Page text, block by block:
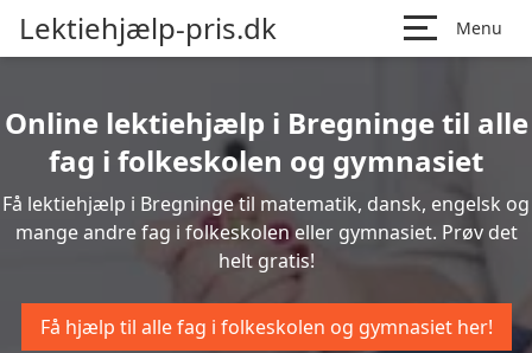
Lektiehjælp-pris.dk Menu
Online lektiehjælp i Bregninge til alle
fag i folkeskolen og gymnasiet
Få lektiehjælp i Bregninge til matematik, dansk, engelsk og
mange andre fag i folkeskolen eller gymnasiet. Prøv det
helt gratis!
Få hjælp til alle fag i folkeskolen og gymnasiet her!